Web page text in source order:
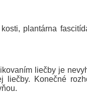
plantárna
liečby je
liečby. Konečné